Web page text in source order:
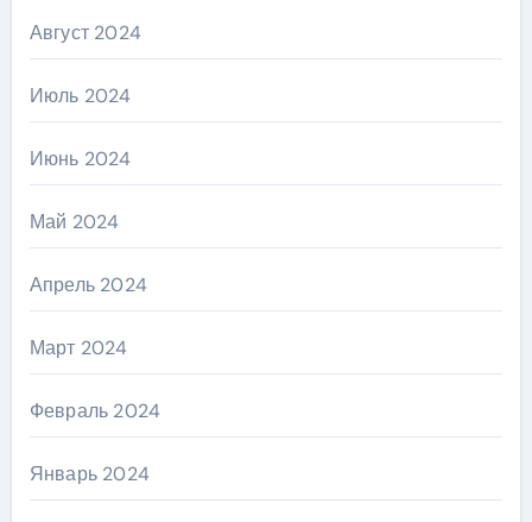
Август 2024
Июль 2024
Июнь 2024
Май 2024
Апрель 2024
Март 2024
Февраль 2024
Январь 2024